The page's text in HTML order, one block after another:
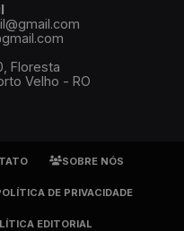
Floresta
Velho - RO
SOBRE NÓS
DE PRIVACIDADE
EDITORIAL